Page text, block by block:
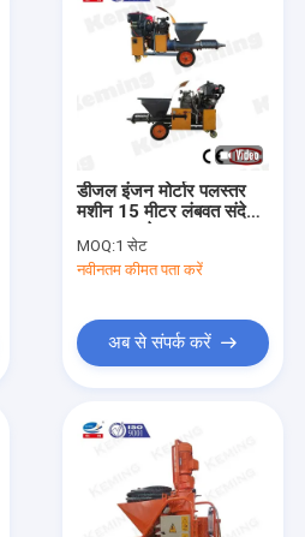
डीजल इंजन मोर्टार पलस्तर
मशीन 15 मीटर लंबवत संदेश
प्लास्टर स्प्रेयर
MOQ:1 सेट
नवीनतम कीमत पता करें
अब से संपर्क करें